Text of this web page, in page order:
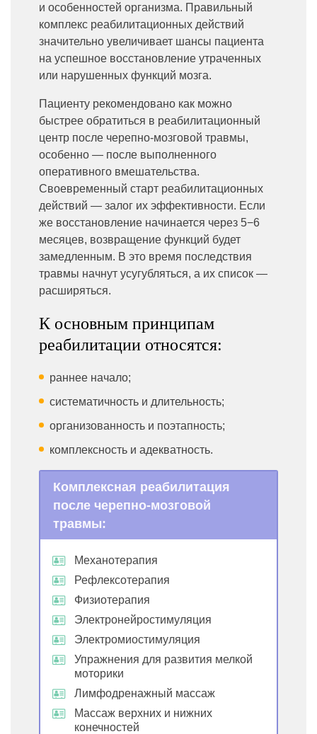
и особенностей организма. Правильный
комплекс реабилитационных действий
значительно увеличивает шансы пациента
на успешное восстановление утраченных
или нарушенных функций мозга.
Пациенту рекомендовано как можно
быстрее обратиться в реабилитационный
центр после черепно-мозговой травмы,
особенно — после выполненного
оперативного вмешательства.
Своевременный старт реабилитационных
действий — залог их эффективности. Если
же восстановление начинается через 5−6
месяцев, возвращение функций будет
замедленным. В это время последствия
травмы начнут усугубляться, а их список —
расширяться.
К основным принципам
реабилитации относятся:
раннее начало;
систематичность и длительность;
организованность и поэтапность;
комплексность и адекватность.
Комплексная реабилитация
после черепно-мозговой
травмы:
Механотерапия
Рефлексотерапия
Физиотерапия
Электронейростимуляция
Электромиостимуляция
Упражнения для развития мелкой
моторики
Лимфодренажный массаж
Массаж верхних и нижних
конечностей